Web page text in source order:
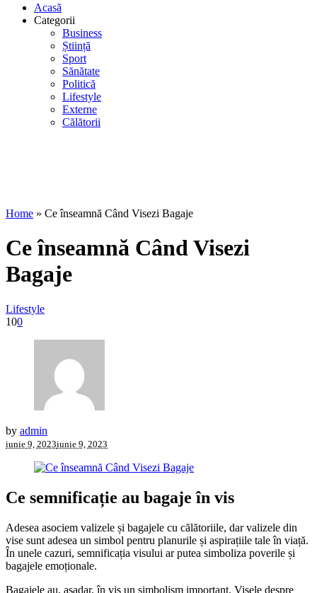
Acasă
Categorii
Business
Știință
Sport
Sănătate
Politică
Lifestyle
Externe
Călătorii
Home » Ce înseamnă Când Visezi Bagaje
Ce înseamnă Când Visezi
Bagaje
Lifestyle
100
by admin
iunie 9, 2023iunie 9, 2023
Ce semnificație au bagaje în vis
Adesea asociem valizele și bagajele cu călătoriile, dar valizele din
vise sunt adesea un simbol pentru planurile și aspirațiile tale în viață.
În unele cazuri, semnificația visului ar putea simboliza poverile și
bagajele emoționale.
Bagajele au, așadar, în vis un simbolism important. Visele despre